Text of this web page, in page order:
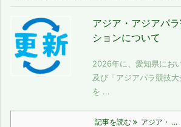
アジア・アジアパ
ションについて
2026年に、愛知県にお
及び「アジアパラ競技
を ...
記事を読む アジア・ ...